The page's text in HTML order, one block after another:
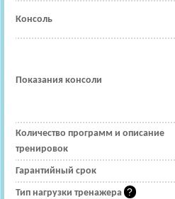
Консоль
Показания консоли
Количество программ и описание
тренировок
Гарантийный срок
Тип нагрузки тренажера